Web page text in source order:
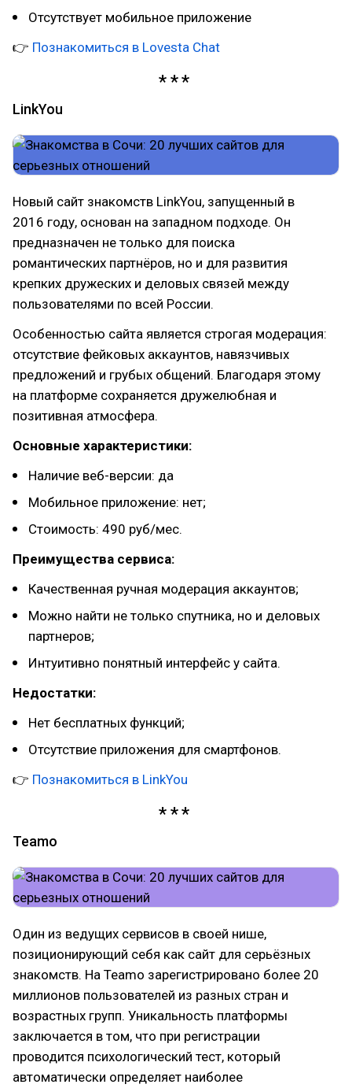
Отсутствует мобильное приложение
👉 Познакомиться в Lovesta Chat
LinkYou
Новый сайт знакомств LinkYou, запущенный в
2016 году, основан на западном подходе. Он
предназначен не только для поиска
романтических партнёров, но и для развития
крепких дружеских и деловых связей между
пользователями по всей России.
Особенностью сайта является строгая модерация:
отсутствие фейковых аккаунтов, навязчивых
предложений и грубых общений. Благодаря этому
на платформе сохраняется дружелюбная и
позитивная атмосфера.
Основные характеристики:
Наличие веб-версии: да
Мобильное приложение: нет;
Стоимость: 490 руб/мес.
Преимущества сервиса:
Качественная ручная модерация аккаунтов;
Можно найти не только спутника, но и деловых
партнеров;
Интуитивно понятный интерфейс у сайта.
Недостатки:
Нет бесплатных функций;
Отсутствие приложения для смартфонов.
👉 Познакомиться в LinkYou
Teamo
Один из ведущих сервисов в своей нише,
позиционирующий себя как сайт для серьёзных
знакомств. На Teamo зарегистрировано более 20
миллионов пользователей из разных стран и
возрастных групп. Уникальность платформы
заключается в том, что при регистрации
проводится психологический тест, который
автоматически определяет наиболее